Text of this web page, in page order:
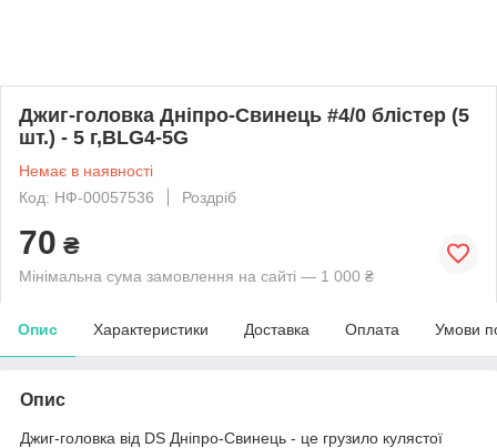
Джиг-головка Дніпро-Свинець #4/0 блістер (5
шт.) - 5 г,BLG4-5G
Немає в наявності
Код: НФ-00057536
Роздріб
70 ₴
Мінімальна сума замовлення на сайті — 1 000 ₴
Опис Характеристики Доставка Оплата Умови
Опис
Джиг-головка від DS Дніпро-Свинець - це грузило кулястої